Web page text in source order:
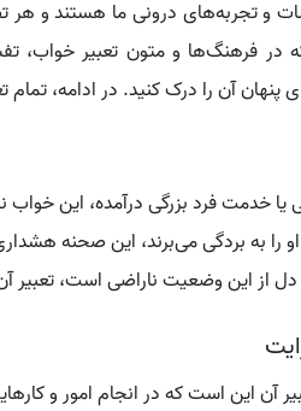
و تجربه‌های درونی ما هستند و
فرهنگ‌ها و متون تعبیر خواب،
آن را درک کنید. در ادامه، تمام
خدمت فرد بزرگی درآمده، این
او را به بردگی می‌برند، این صحنه
از این وضعیت ناراضی است،
آن این است که در انجام امور و